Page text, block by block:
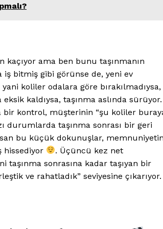
kaçıyor ama ben bunu taşınmanın
iş bitmiş gibi görünse de, yeni ev
koliler odalara göre bırakılmadıysa,
kaldıysa, taşınma aslında sürüyor.
bir kontrol, müşterinin “şu koliler
durumlarda taşınma sonrası bir geri
bu küçük dokunuşlar,
hissediyor
. Üçüncü kez net
sonrasına kadar taşıyan bir
ve rahatladık” seviyesine çıkarıyor.